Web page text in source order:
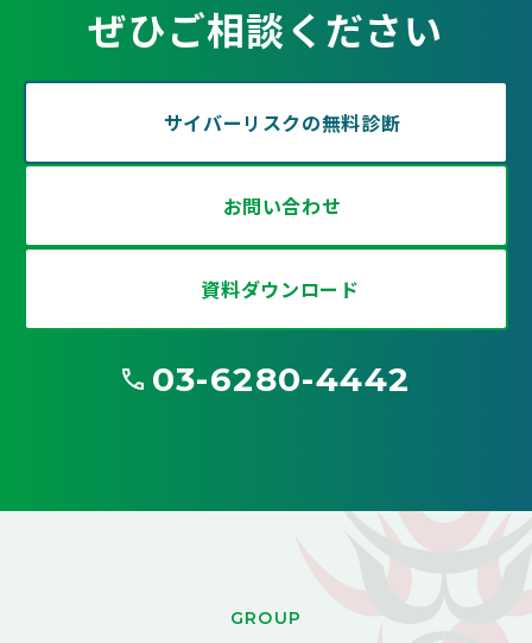
ぜひご相談ください
サイバーリスクの無料診断
お問い合わせ
資料ダウンロード
03-6280-4442
GROUP